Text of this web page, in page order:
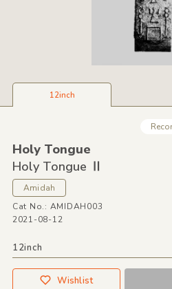
12inch
Holy Tongue
Holy Tongue Ⅱ
Amidah
Cat No.: AMIDAH003
2021-08-12
12inch
Wishlist